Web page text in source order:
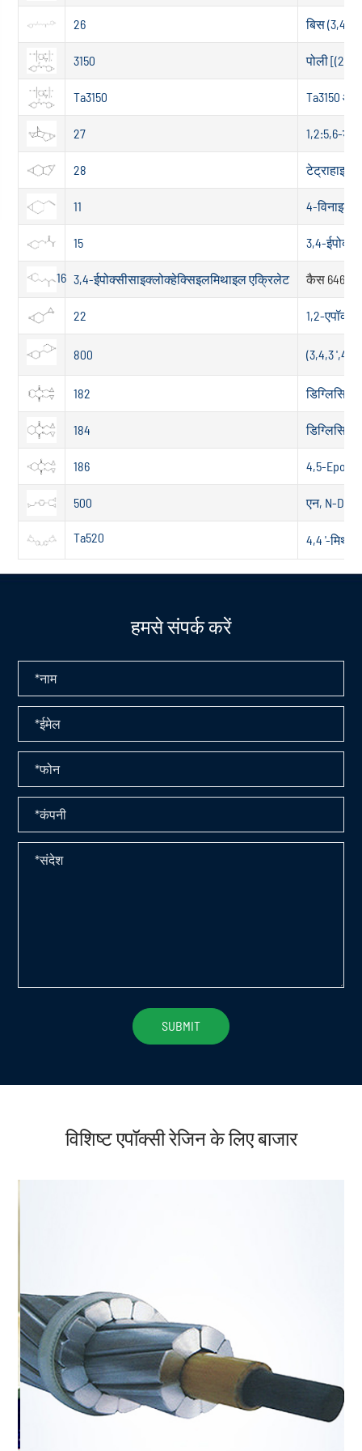
26 बिस (3,4-
3150 पोली [(2-
Ta3150 Ta3150 और
27 1,2:5,6-
28
11 4-विनाइल-
15 3,4-
16 3,4-ईपोक्सीसाइक्लोक्हेक्सिइलमिथाइल एक्रिलेट कैस
22 1,2-
800 (3,4,3 ',4'-
182
184
186 4,5-
500 एन, N-
Ta520 4,4 '-
हमसे संपर्क करें
विशिष्ट एपॉक्सी रेजिन के लिए बाजार